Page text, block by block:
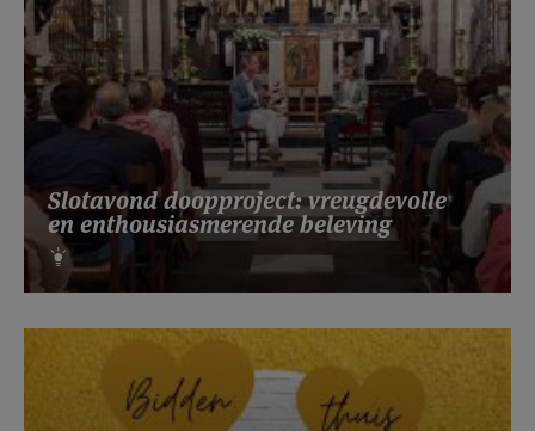
Slotavond doopproject: vreugdevolle
en enthousiasmerende beleving